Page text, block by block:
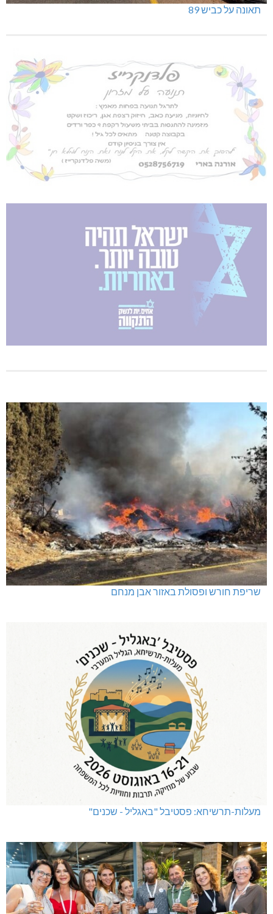
תאונה על כביש 89
שריפת חורש ופסולת באזור אבן מנחם
מעלות-תרשיחא: פסטיבל "באגליל - שכנים"